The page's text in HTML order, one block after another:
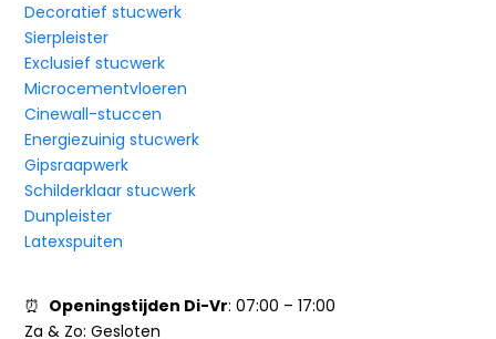
Decoratief stucwerk
Sierpleister
Exclusief stucwerk
Microcementvloeren
Cinewall-stuccen
Energiezuinig stucwerk
Gipsraapwerk
Schilderklaar stucwerk
Dunpleister
Latexspuiten
⏰ Openingstijden Di-Vr: 07:00 – 17:00
Za & Zo:Gesloten